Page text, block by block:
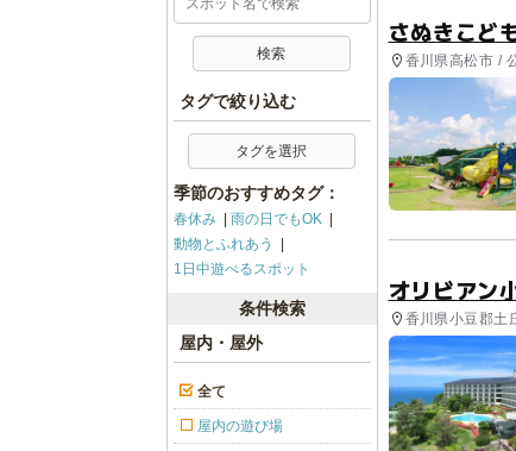
さぬきこど
香川県高松市 /
オリビアン
香川県小豆郡土
ホテル・旅館
タグで絞り込む
タグを選択
季節のおすすめタグ：
春休み
雨の日でもOK
動物とふれあう
1日中遊べるスポット
条件検索
屋内・屋外
全て
屋内の遊び場